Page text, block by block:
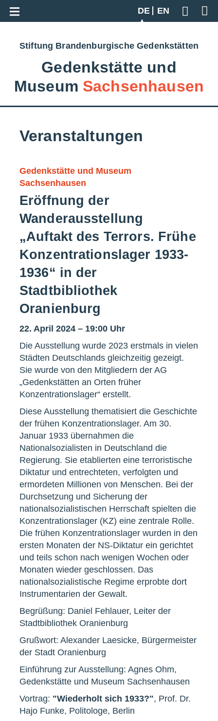
DE
EN
Geben
Zur Gesamtübersicht
Stiftung Brandenburgische Gedenkstätten
Gedenkstätte und
Museum Sachsenhausen
Veranstaltungen
Gedenkstätte und Museum
Sachsenhausen
Eröffnung der
Wanderausstellung
„Auftakt des Terrors. Frühe
Konzentrationslager 1933-
1936“ in der
Stadtbibliothek
Oranienburg
22. April 2024 – 19:00 Uhr
Die Ausstellung wurde 2023 erstmals in vielen
Städten Deutschlands gleichzeitig gezeigt.
Sie wurde von den Mitgliedern der AG
„Gedenkstätten an Orten früher
Konzentrationslager“ erstellt.
Diese Ausstellung thematisiert die Geschichte
der frühen Konzentrationslager. Am 30.
Januar 1933 übernahmen die
Nationalsozialisten in Deutschland die
Regierung. Sie etablierten eine terroristische
Diktatur und entrechteten, verfolgten und
ermordeten Millionen von Menschen. Bei der
Durchsetzung und Sicherung der
nationalsozialistischen Herrschaft spielten die
Konzentrationslager (KZ) eine zentrale Rolle.
Die frühen Konzentrationslager wurden in den
ersten Monaten der NS-Diktatur ein gerichtet
und teils schon nach wenigen Wochen oder
Monaten wieder geschlossen. Das
nationalsozialistische Regime erprobte dort
Instrumentarien der Gewalt.
Begrüßung: Daniel Fehlauer, Leiter der
Stadtbibliothek Oranienburg
Grußwort: Alexander Laesicke, Bürgermeister
der Stadt Oranienburg
Einführung zur Ausstellung: Agnes Ohm,
Gedenkstätte und Museum Sachsenhausen
Vortrag: "Wiederholt sich 1933?", Prof. Dr.
Hajo Funke, Politologe, Berlin